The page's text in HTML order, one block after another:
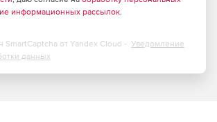
информационных рассылок.
SmartCaptcha от Yandex Cloud - Уведомление
данных